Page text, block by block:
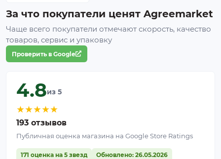
За что покупатели ценят Agreemarket
Чаще всего покупатели отмечают скорость, качество
товаров, сервис и упаковку
Проверить в Google
4.8из 5
★★★★★
193 отзывов
Публичная оценка магазина на Google Store Ratings
171 оценка на 5 звезд Обновлено: 26.05.2026